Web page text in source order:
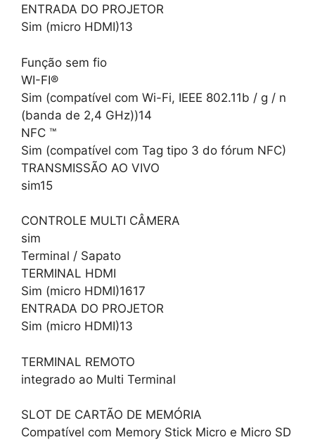
ENTRADA DO PROJETOR
Sim (micro HDMI)13
Função sem fio
WI-FI®
Sim (compatível com Wi-Fi, IEEE 802.11b / g / n
(banda de 2,4 GHz))14
NFC ™
Sim (compatível com Tag tipo 3 do fórum NFC)
TRANSMISSÃO AO VIVO
sim15
CONTROLE MULTI CÂMERA
sim
Terminal / Sapato
TERMINAL HDMI
Sim (micro HDMI)1617
ENTRADA DO PROJETOR
Sim (micro HDMI)13
TERMINAL REMOTO
integrado ao Multi Terminal
SLOT DE CARTÃO DE MEMÓRIA
Compatível com Memory Stick Micro e Micro SD